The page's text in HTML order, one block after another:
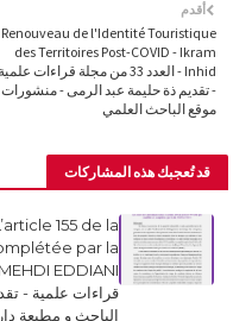
أقدم
Renouveau de l'Identité Touristique
des Territoires Post-COVID - Ikram
Inhid - العدد 33 من مجلة قراءات علمية
- تقديم ذة حليمة عبد الرمى - منشورات
موقع الباحث العلمي
قد تُعجبك هذه المشاركات
155 de la
par la
قراءات علمية -
الباحث و مطبعة